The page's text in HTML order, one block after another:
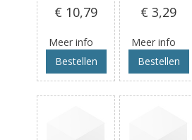
€ 10,79
Meer info
Bestellen
€ 3,29
Meer info
Bestellen